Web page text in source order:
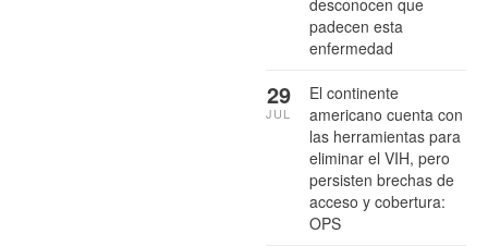
desconocen que
padecen esta
enfermedad
El continente
americano cuenta con
las herramientas para
eliminar el VIH, pero
persisten brechas de
acceso y cobertura:
OPS
29
JUL